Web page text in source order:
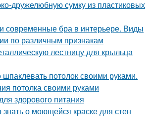
дружелюбную сумку из пластиковых
современные бра в интерьере. Виды
по различным признакам
лестницу для крыльца
шпаклевать потолок своими руками.
потолка своими руками
здорового питания
знать о моющейся краске для стен